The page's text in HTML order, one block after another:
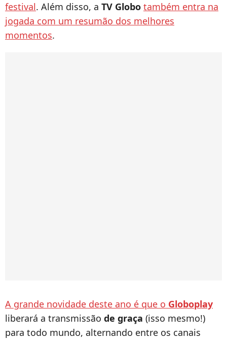
festival. Além disso, a TV Globo também entra na
jogada com um resumão dos melhores
momentos.
A grande novidade deste ano é que o Globoplay
liberará a transmissão de graça (isso mesmo!)
para todo mundo, alternando entre os canais